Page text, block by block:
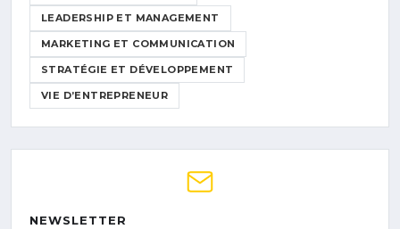
LEADERSHIP ET MANAGEMENT
MARKETING ET COMMUNICATION
STRATÉGIE ET DÉVELOPPEMENT
VIE D’ENTREPRENEUR
NEWSLETTER